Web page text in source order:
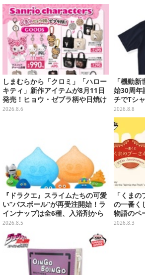
しまむらから「クロミ」「ハロー
キティ」新作アイテムが8月11日
発売！ヒョウ・ゼブラ柄や日焼け
デザインの可愛い雑貨・アパレル
2026.8.6
「機動
始30周年
チでTシ
2026.8.8
『ドラクエ』スライムたちの可愛
い“バスボール”が再受注開始！ラ
インナップは全6種、入浴剤から
モンスターのフィギュアが出てく
2026.8.5
「くま
の一番く
物語のペ
クシェイ
2026.8.3